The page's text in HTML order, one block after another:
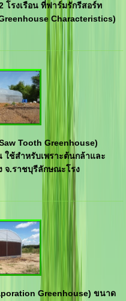
โรงเรือน ที่ฟาร์มรักรีสอร์ท
Characteristics)
Tooth Greenhouse)
ใช้สำหรับเพราะต้นกล้าและ
จ.ราชบุรีลักษณะโรง
Greenhouse) ขนาด